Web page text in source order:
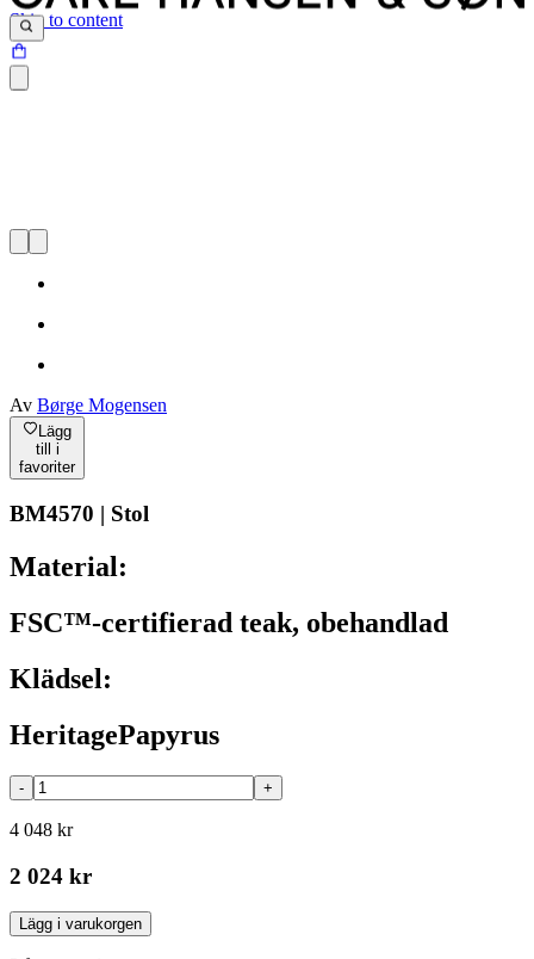
Skip to content
Av Børge Mogensen
Lägg
till i
favoriter
BM4570 | Stol
Material:
FSC™-certifierad teak, obehandlad
Klädsel:
HeritagePapyrus
- +
4 048 kr
2 024 kr
Lägg i varukorgen